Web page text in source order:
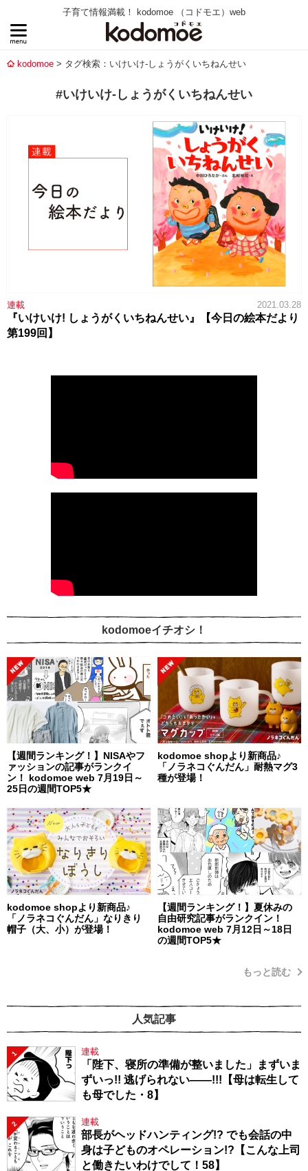
子育て情報満載！ kodomoe （コドモエ）web
kodomoe タグ検索：いけいけ-しょうがくいちねんせい
#いけいけ-しょうがくいちねんせい
連載 2021.03.28
『いけいけ! しょうがくいちねんせい』【今日の絵本だより
第199回】
kodomoeイチオシ！
【週間ランキング！】NISAやフ
ァッションの記事がランクイ
ン！ kodomoe web 7月19日～
25日の週間TOP5★
kodomoe shopより新商品♪
「ノラネコぐんだん」耐熱マグ3
種が登場！
kodomoe shopより新商品♪
「ノラネコぐんだん」なりきり
帽子（大、小）が登場！
【週間ランキング！】夏休みの
自由研究記事がランクイン！
kodomoe web 7月12日～18日
の週間TOP5★
もっと読む
人気記事
1 連載
「陛下、寝所の準備が整いました」まずいま
ずいっ!! 逃げられない――!!!【母は転生して
も母でした・8】
2 連載
部長がヘッドハンティング!? でも会話の中
身は子どものオペレーション!?【こんな上司
と働きたいわけでして！58】